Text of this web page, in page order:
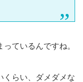
ているんですね。
くらい、ダメダメな